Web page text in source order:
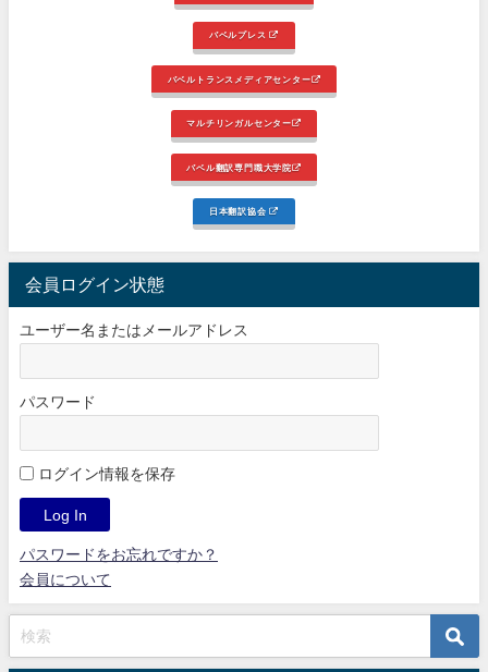
バベルプレス
バベルトランスメディアセンター
マルチリンガルセンター
バベル翻訳専門職大学院
日本翻訳協会
会員ログイン状態
ユーザー名またはメールアドレス
パスワード
ログイン情報を保存
パスワードをお忘れですか？
会員について